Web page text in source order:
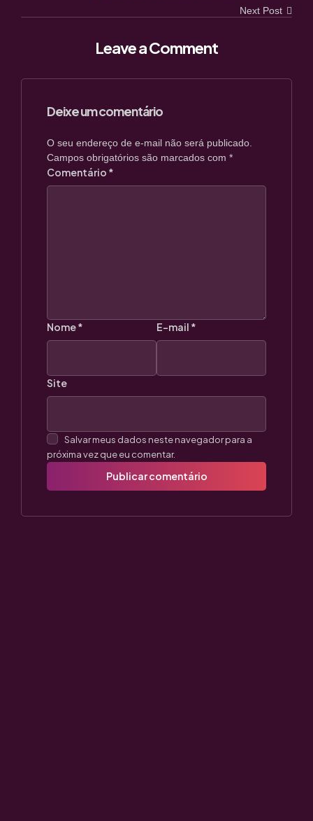
Next Post
Leave a Comment
Deixe um comentário
O seu endereço de e-mail não será publicado.
Campos obrigatórios são marcados com *
Comentário *
Nome* E-mail *
Site
Salvar meus dados neste navegador para a
próxima vez que eu comentar.